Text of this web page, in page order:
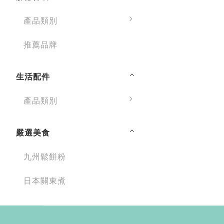
產品類別
推薦品牌
生活配件
產品類別
嚴選美食
九州鬆餅粉
日本關東煮